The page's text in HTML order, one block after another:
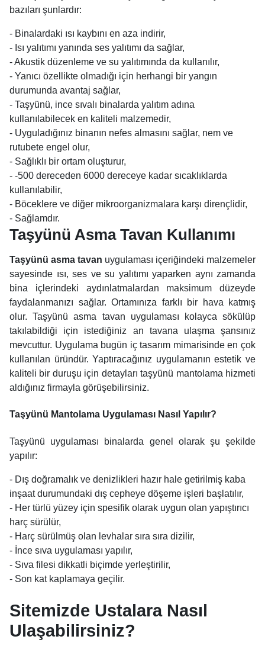
bazıları şunlardır:
- Binalardaki ısı kaybını en aza indirir,
- Isı yalıtımı yanında ses yalıtımı da sağlar,
- Akustik düzenleme ve su yalıtımında da kullanılır,
- Yanıcı özellikte olmadığı için herhangi bir yangın
durumunda avantaj sağlar,
- Taşyünü, ince sıvalı binalarda yalıtım adına
kullanılabilecek en kaliteli malzemedir,
- Uyguladığınız binanın nefes almasını sağlar, nem ve
rutubete engel olur,
- Sağlıklı bir ortam oluşturur,
- -500 dereceden 6000 dereceye kadar sıcaklıklarda
kullanılabilir,
- Böceklere ve diğer mikroorganizmalara karşı dirençlidir,
- Sağlamdır.
Taşyünü Asma Tavan Kullanımı
Taşyünü asma tavan uygulaması içeriğindeki malzemeler
sayesinde ısı, ses ve su yalıtımı yaparken aynı zamanda
bina içlerindeki aydınlatmalardan maksimum düzeyde
faydalanmanızı sağlar. Ortamınıza farklı bir hava katmış
olur. Taşyünü asma tavan uygulaması kolayca sökülüp
takılabildiği için istediğiniz an tavana ulaşma şansınız
mevcuttur. Uygulama bugün iç tasarım mimarisinde en çok
kullanılan üründür. Yaptıracağınız uygulamanın estetik ve
kaliteli bir duruşu için detayları taşyünü mantolama hizmeti
aldığınız firmayla görüşebilirsiniz.
Taşyünü Mantolama Uygulaması Nasıl Yapılır?
Taşyünü uygulaması binalarda genel olarak şu şekilde
yapılır:
- Dış doğramalık ve denizlikleri hazır hale getirilmiş kaba
inşaat durumundaki dış cepheye döşeme işleri başlatılır,
- Her türlü yüzey için spesifik olarak uygun olan yapıştırıcı
harç sürülür,
- Harç sürülmüş olan levhalar sıra sıra dizilir,
- İnce sıva uygulaması yapılır,
- Sıva filesi dikkatli biçimde yerleştirilir,
- Son kat kaplamaya geçilir.
Sitemizde Ustalara Nasıl
Ulaşabilirsiniz?